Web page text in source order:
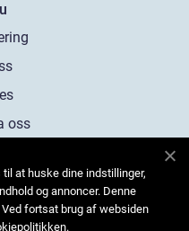
oss
at huske dine indstillinger,
og annoncer. Denne
fortsat brug af websiden